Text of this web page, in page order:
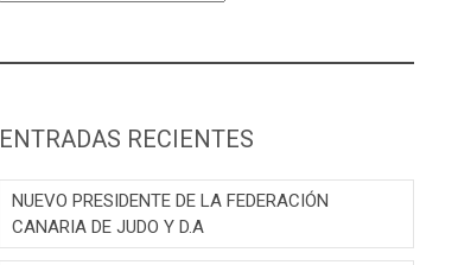
ENTRADAS RECIENTES
NUEVO PRESIDENTE DE LA FEDERACIÓN
CANARIA DE JUDO Y D.A